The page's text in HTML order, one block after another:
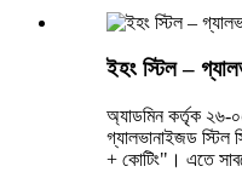
ইহং স্টিল –
অ্যাডমিন কর্তৃক ২৬-
গ্যালভানাইজড স্টিল
+ কোটিং"। এতে